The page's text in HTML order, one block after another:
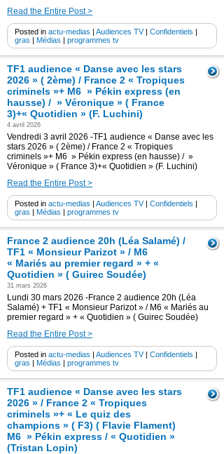
Read the Entire Post >
Posted in actu-medias | Audiences TV| Confidentiels |
gras | Médias | programmes tv
TF1 audience « Danse avec les stars
2026 » ( 2ème) / France 2 « Tropiques
criminels »+ M6 » Pékin express (en
hausse) / » Véronique » ( France
3)+« Quotidien » (F. Luchini)
4 avril 2026
Vendredi 3 avril 2026 -TF1 audience « Danse avec les
stars 2026 » ( 2ème) / France 2 « Tropiques
criminels »+ M6 » Pékin express (en hausse) / »
Véronique » ( France 3)+« Quotidien » (F. Luchini)
Read the Entire Post >
Posted in actu-medias | Audiences TV| Confidentiels |
gras | Médias | programmes tv
France 2 audience 20h (Léa Salamé) /
TF1 « Monsieur Parizot » / M6
« Mariés au premier regard » + «
Quotidien » ( Guirec Soudée)
31 mars 2026
Lundi 30 mars 2026 -France 2 audience 20h (Léa
Salamé) + TF1 « Monsieur Parizot » / M6 « Mariés au
premier regard » + « Quotidien » ( Guirec Soudée)
Read the Entire Post >
Posted in actu-medias | Audiences TV| Confidentiels |
gras | Médias | programmes tv
TF1 audience « Danse avec les stars
2026 » / France 2 « Tropiques
criminels »+ « Le quiz des
champions » ( F3) ( Flavie Flament)
M6 » Pékin express / « Quotidien »
(Tristan Lopin)